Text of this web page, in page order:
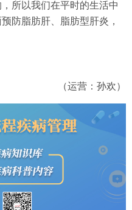
所以我们在平时的生活中
防脂肪肝、脂肪型肝炎，
（运营：孙欢）